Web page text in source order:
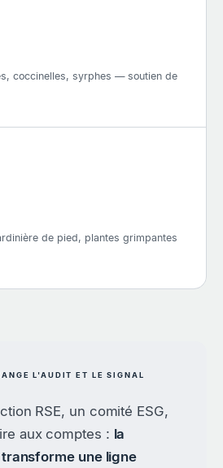
coccinelles, syrphes — soutien de
de pied, plantes grimpantes
L'AUDIT ET LE SIGNAL
RSE, un comité ESG,
aux comptes : la
une ligne